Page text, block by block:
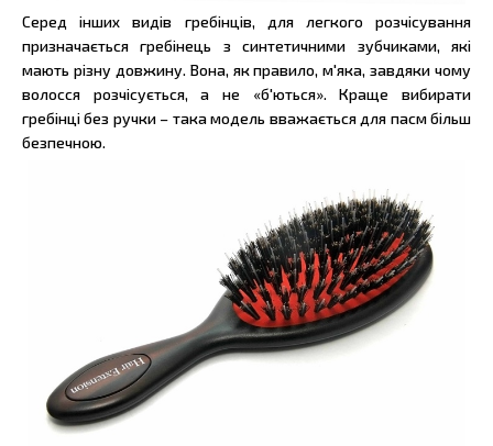
Серед інших видів гребінців, для легкого розчісування
призначається гребінець з синтетичними зубчиками, які
мають різну довжину. Вона, як правило, м'яка, завдяки чому
волосся розчісується, а не «б'ються». Краще вибирати
гребінці без ручки – така модель вважається для пасм більш
безпечною.